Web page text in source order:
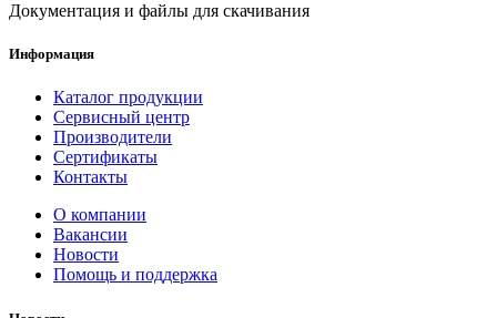
Документация и файлы для скачивания
Информация
Каталог продукции
Сервисный центр
Производители
Сертификаты
Контакты
О компании
Вакансии
Новости
Помощь и поддержка